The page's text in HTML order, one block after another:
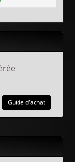
Guide d'achat